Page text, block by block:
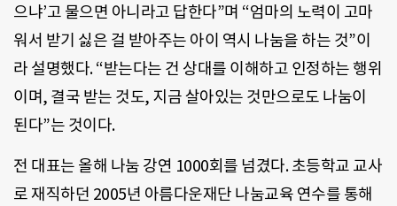
으냐’고 물으면 아니라고 답한다”며 “엄마의 노력이 고마
워서 받기 싫은 걸 받아주는 아이 역시 나눔을 하는 것”이
라 설명했다. “받는다는 건 상대를 이해하고 인정하는 행위
이며, 결국 받는 것도, 지금 살아있는 것만으로도 나눔이
된다”는 것이다.
전 대표는 올해 나눔 강연 1000회를 넘겼다. 초등학교 교사
로 재직하던 2005년 아름다운재단 나눔교육 연수를 통해